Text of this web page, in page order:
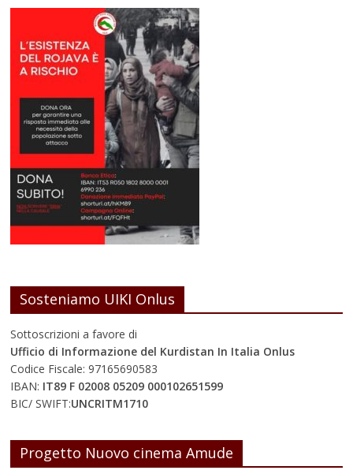
Sosteniamo UIKI Onlus
Sottoscrizioni a favore di
Ufficio di Informazione del Kurdistan In Italia Onlus
Codice Fiscale: 97165690583
IBAN: IT89 F 02008 05209 000102651599
BIC/ SWIFT:UNCRITM1710
Progetto Nuovo cinema Amude